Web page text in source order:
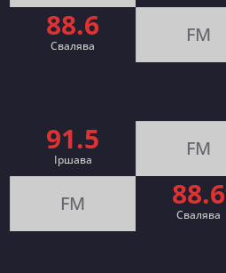
88.6
Свалява FM
91.5
Іршава FM
FM 88.6
Cвалява